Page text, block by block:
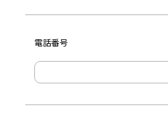
電話番号